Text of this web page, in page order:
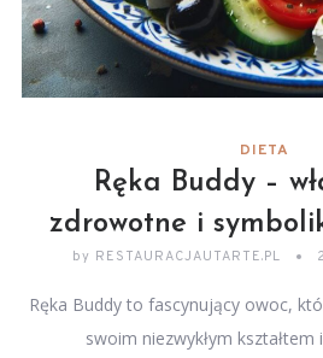
DIETA
Ręka Buddy –
zdrowotne i
by RESTAURACJAUTARTE.PL
Ręka Buddy to fascynujący owoc,
swoim niezwykłym